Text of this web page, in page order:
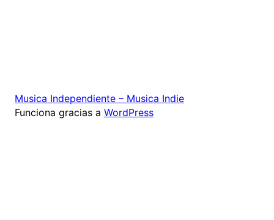
Musica Independiente – Musica Indie
Funciona gracias a WordPress